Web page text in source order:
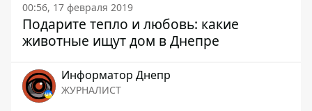
00:56, 17 февраля 2019
Подарите тепло и любовь: какие
животные ищут дом в Днепре
Информатор Днепр
ЖУРНАЛИСТ